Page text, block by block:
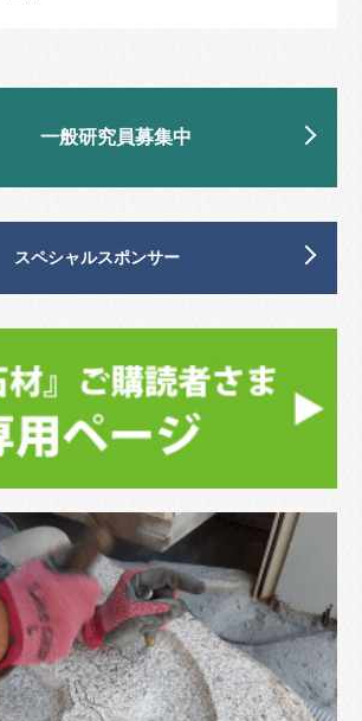
一般研究員募集中
スペシャルスポンサー